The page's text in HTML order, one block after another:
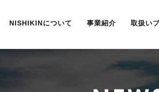
NISHIKINについて 事業紹介 取扱い